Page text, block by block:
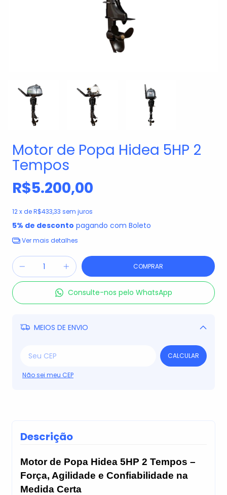
Motor de Popa Hidea 5HP 2
Tempos
R$5.200,00
12x deR$433,33 sem juros
5% de desconto pagando com Boleto
Ver mais detalhes
Consulte-nos pelo WhatsApp
MEIOS DE ENVIO
Alterar CEP
CALCULAR
Não sei meu CEP
Descrição
Motor de Popa Hidea 5HP 2 Tempos –
Força, Agilidade e Confiabilidade na
Medida Certa